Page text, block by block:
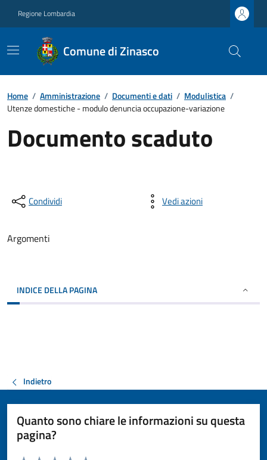
Regione Lombardia
Comune di Zinasco
Home / Amministrazione / Documenti e dati / Modulistica /
Utenze domestiche - modulo denuncia occupazione-variazione
Documento scaduto
Condividi Vedi azioni
Argomenti
INDICE DELLA PAGINA
Indietro
Quanto sono chiare le informazioni su questa
pagina?